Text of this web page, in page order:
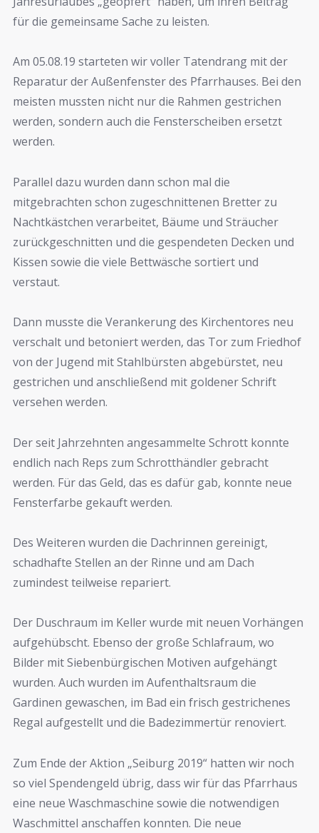
für die gemeinsame Sache zu leisten.
Am 05.08.19 starteten wir voller Tatendrang mit der
Reparatur der Außenfenster des Pfarrhauses. Bei den
meisten mussten nicht nur die Rahmen gestrichen
werden, sondern auch die Fensterscheiben ersetzt
werden.
Parallel dazu wurden dann schon mal die
mitgebrachten schon zugeschnittenen Bretter zu
Nachtkästchen verarbeitet, Bäume und Sträucher
zurückgeschnitten und die gespendeten Decken und
Kissen sowie die viele Bettwäsche sortiert und
verstaut.
Dann musste die Verankerung des Kirchentores neu
verschalt und betoniert werden, das Tor zum Friedhof
von der Jugend mit Stahlbürsten abgebürstet, neu
gestrichen und anschließend mit goldener Schrift
versehen werden.
Der seit Jahrzehnten angesammelte Schrott konnte
endlich nach Reps zum Schrotthändler gebracht
werden. Für das Geld, das es dafür gab, konnte neue
Fensterfarbe gekauft werden.
Des Weiteren wurden die Dachrinnen gereinigt,
schadhafte Stellen an der Rinne und am Dach
zumindest teilweise repariert.
Der Duschraum im Keller wurde mit neuen Vorhängen
aufgehübscht. Ebenso der große Schlafraum, wo
Bilder mit Siebenbürgischen Motiven aufgehängt
wurden. Auch wurden im Aufenthaltsraum die
Gardinen gewaschen, im Bad ein frisch gestrichenes
Regal aufgestellt und die Badezimmertür renoviert.
Zum Ende der Aktion „Seiburg 2019“ hatten wir noch
so viel Spendengeld übrig, dass wir für das Pfarrhaus
eine neue Waschmaschine sowie die notwendigen
Waschmittel anschaffen konnten. Die neue